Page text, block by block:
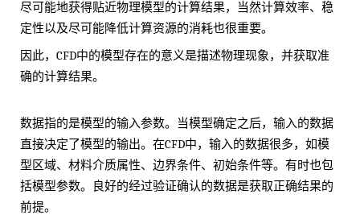
尽可能地获得贴近物理模型的计算结果，当然计算效率、稳
定性以及尽可能降低计算资源的消耗也很重要。
因此，CFD中的模型存在的意义是描述物理现象，并获取准
确的计算结果。
数据指的是模型的输入参数。当模型确定之后，输入的数据
直接决定了模型的输出。在CFD中，输入的数据很多，如模
型区域、材料介质属性、边界条件、初始条件等。有时也包
括模型参数。良好的经过验证确认的数据是获取正确结果的
前提。